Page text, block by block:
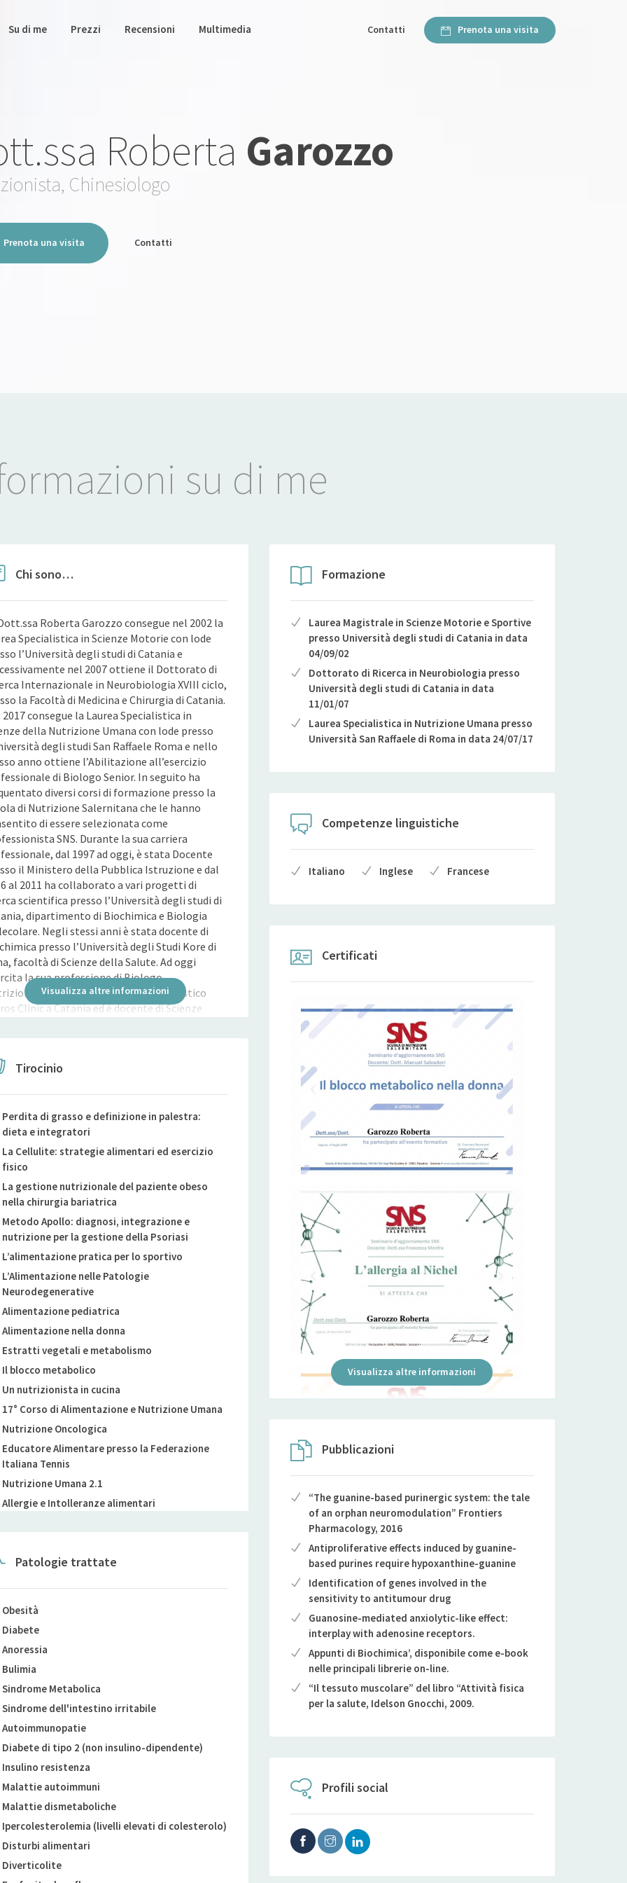
Su di me Prezzi Recensioni Multimedia Contatti Prenota una visita
Roberta Garozzo
Chinesiologo
Prenota una visita Contatti
su di me
Chi sono…
Roberta Garozzo consegue nel 2002 la
Specialistica in Scienze Motorie con lode
l’Università degli studi di Catania e
nel 2007 ottiene il Dottorato di
Internazionale in Neurobiologia XVIII ciclo,
la Facoltà di Medicina e Chirurgia di Catania.
2017 consegue la Laurea Specialistica in
della Nutrizione Umana con lode presso
degli studi San Raffaele Roma e nello
anno ottiene l’Abilitazione all’esercizio
di Biologo Senior. In seguito ha
diversi corsi di formazione presso la
di Nutrizione Salernitana che le hanno
di essere selezionata come
SNS. Durante la sua carriera
dal 1997 ad oggi, è stata Docente
il Ministero della Pubblica Istruzione e dal
al 2011 ha collaborato a vari progetti di
scientifica presso l’Università degli studi di
dipartimento di Biochimica e Biologia
Negli stessi anni è stata docente di
presso l’Università degli Studi Kore di
facoltà di Scienze della Salute. Ad oggi
la sua professione di Biologo
presso il centro polispecialistico
Clinic a Catania ed è docente di Scienze
con Società Sportive come
A2M, 2018-2019 Saturnia Acicastello, BM,
2020 Paideia Calcio, 2019-2020 Circolo Tennis
2020 Saturnia Acicastello, Volley M,
21/22/23 SERIE A3 M
Visualizza altre informazioni
Formazione
Laurea Magistrale in Scienze Motorie e Sportive
presso Università degli studi di Catania in data
04/09/02
Dottorato di Ricerca in Neurobiologia presso
Università degli studi di Catania in data
11/01/07
Laurea Specialistica in Nutrizione Umana presso
Università San Raffaele di Roma in data 24/07/17
Competenze linguistiche
Italiano Inglese Francese
Certificati
Visualizza altre informazioni
Tirocinio
Perdita di grasso e definizione in palestra:
dieta e integratori
La Cellulite: strategie alimentari ed esercizio
fisico
La gestione nutrizionale del paziente obeso
nella chirurgia bariatrica
Metodo Apollo: diagnosi, integrazione e
nutrizione per la gestione della Psoriasi
L’alimentazione pratica per lo sportivo
L’Alimentazione nelle Patologie
Neurodegenerative
Alimentazione pediatrica
Alimentazione nella donna
Estratti vegetali e metabolismo
Il blocco metabolico
Un nutrizionista in cucina
17° Corso di Alimentazione e Nutrizione Umana
Nutrizione Oncologica
Educatore Alimentare presso la Federazione
Italiana Tennis
Nutrizione Umana 2.1
Allergie e Intolleranze alimentari
Pubblicazioni
“The guanine-based purinergic system: the tale
of an orphan neuromodulation” Frontiers
Pharmacology, 2016
Antiproliferative effects induced by guanine-
based purines require hypoxanthine-guanine
Identification of genes involved in the
sensitivity to antitumour drug
Guanosine-mediated anxiolytic-like effect:
interplay with adenosine receptors.
Appunti di Biochimica’, disponibile come e-book
nelle principali librerie on-line.
“Il tessuto muscolare” del libro “Attività fisica
per la salute, Idelson Gnocchi, 2009.
Patologie trattate
Obesità
Diabete
Anoressia
Bulimia
Sindrome Metabolica
Sindrome dell'intestino irritabile
Autoimmunopatie
Diabete di tipo 2 (non insulino-dipendente)
Insulino resistenza
Malattie autoimmuni
Malattie dismetaboliche
Ipercolesterolemia (livelli elevati di colesterolo)
Disturbi alimentari
Diverticolite
Profili social